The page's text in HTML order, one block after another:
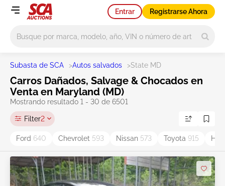
Entrar Registrarse Ahora
Subasta de SCA >Autos salvados >State MD
Carros Dañados, Salvage & Chocados en
Venta en Maryland (MD)
Mostrando resultado 1 - 30 de 6501
Filter2
Ford 640 Chevrolet 593 Nissan 573 Toyota 915